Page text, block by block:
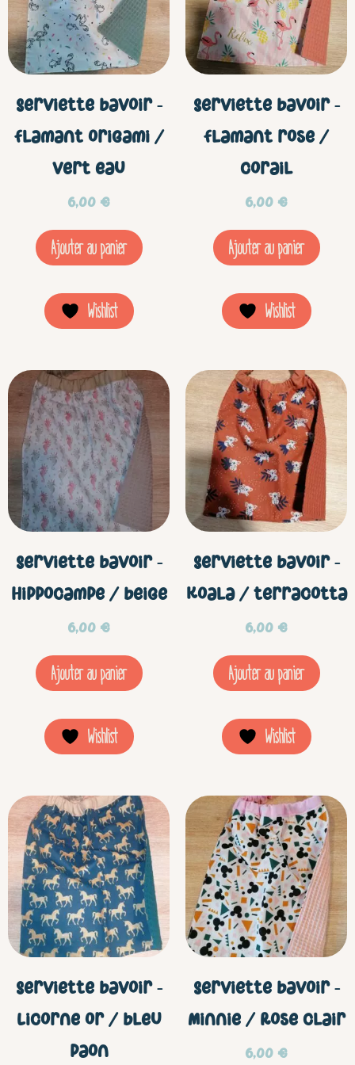
Serviette bavoir –
Flamant origami /
vert eau
6,00 €
Ajouter au panier
Wishlist
Serviette bavoir –
Flamant rose /
corail
6,00 €
Ajouter au panier
Wishlist
Serviette bavoir –
Hippocampe / beige
6,00 €
Ajouter au panier
Wishlist
Serviette bavoir –
Koala / terracotta
6,00 €
Ajouter au panier
Wishlist
Serviette bavoir –
Licorne or / bleu
paon
Serviette bavoir –
Minnie / Rose clair
6,00 €